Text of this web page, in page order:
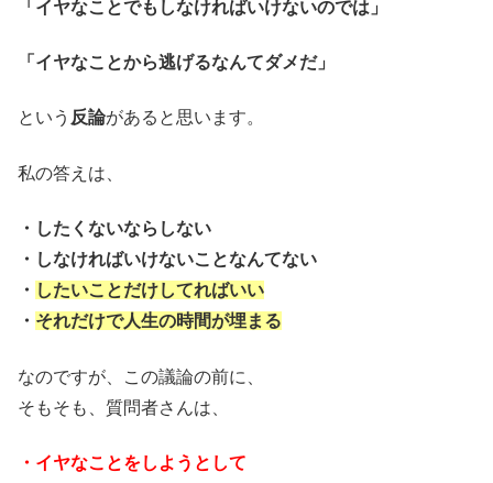
「イヤなことでもしなければいけないのでは」
「イヤなことから逃げるなんてダメだ」
という 反論があると思います。
私の答えは、
・したくないならしない
・しなければいけないことなんてない
・ したいことだけしてればいい
・ それだけで人生の時間が埋まる
なのですが、この議論の前に、
そもそも、質問者さんは、
・イヤなことをしようとして